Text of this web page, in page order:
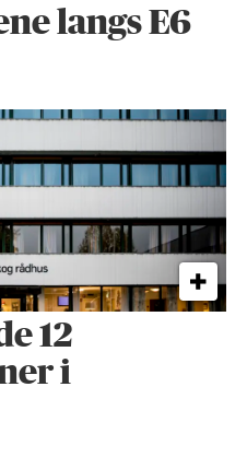
langs E6
12
i